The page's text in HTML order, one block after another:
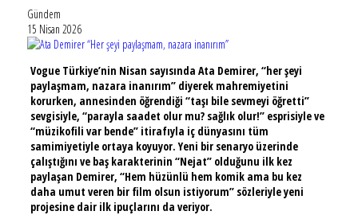
Gündem
15 Nisan 2026
Vogue Türkiye’nin Nisan sayısında Ata Demirer, “her şeyi
paylaşmam, nazara inanırım” diyerek mahremiyetini
korurken, annesinden öğrendiği “taşı bile sevmeyi öğretti”
sevgisiyle, “parayla saadet olur mu? sağlık olur!” esprisiyle ve
“müzikofili var bende” itirafıyla iç dünyasını tüm
samimiyetiyle ortaya koyuyor. Yeni bir senaryo üzerinde
çalıştığını ve baş karakterinin “Nejat” olduğunu ilk kez
paylaşan Demirer, “Hem hüzünlü hem komik ama bu kez
daha umut veren bir film olsun istiyorum” sözleriyle yeni
projesine dair ilk ipuçlarını da veriyor.